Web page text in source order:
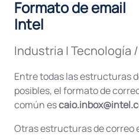
Formato de email
Intel
Industria |Tecnología
Entre todas las estructuras
posibles, el formato de
común es
Otras estructuras de correo